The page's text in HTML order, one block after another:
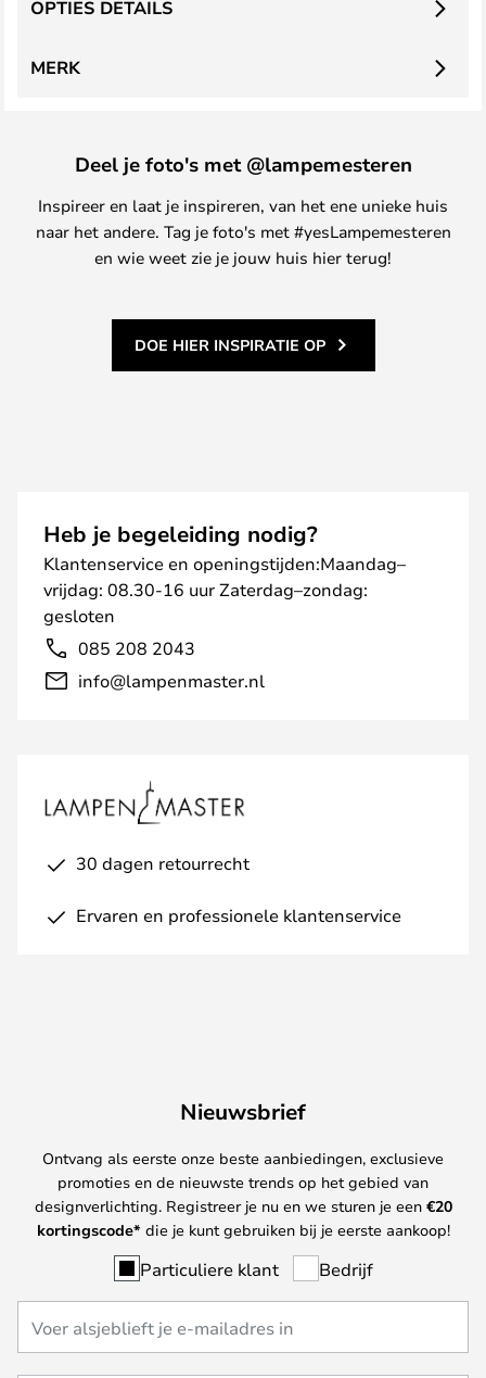
OPTIES DETAILS
MERK
Deel je foto's met @lampemesteren
Inspireer en laat je inspireren, van het ene unieke huis
naar het andere. Tag je foto's met #yesLampemesteren
en wie weet zie je jouw huis hier terug!
DOE HIER INSPIRATIE OP
Heb je begeleiding nodig?
Klantenservice en openingstijden:Maandag–
vrijdag: 08.30-16 uur Zaterdag–zondag:
gesloten
085 208 2043
info@lampenmaster.nl
30 dagen retourrecht
Ervaren en professionele klantenservice
Nieuwsbrief
Ontvang als eerste onze beste aanbiedingen, exclusieve
promoties en de nieuwste trends op het gebied van
designverlichting. Registreer je nu en we sturen je een €20
kortingscode* die je kunt gebruiken bij je eerste aankoop!
Particuliere klant Bedrijf